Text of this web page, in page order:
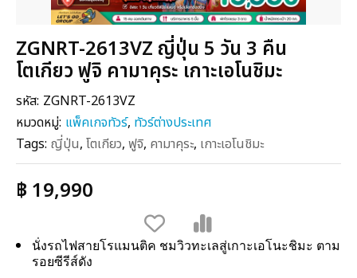
ZGNRT-2613VZ ญี่ปุ่น 5 วัน 3 คืน
โตเกียว ฟูจิ คามาคุระ เกาะเอโนชิมะ
รหัส: ZGNRT-2613VZ
หมวดหมู่: แพ็คเกจทัวร์, ทัวร์ต่างประเทศ
Tags: ญี่ปุ่น, โตเกียว, ฟูจิ, คามาคุระ, เกาะเอโนชิมะ
฿ 19,990
นั่งรถไฟสายโรแมนติค ชมวิวทะเลสู่เกาะเอโนะชิมะ ตาม
รอยซีรีส์ดัง